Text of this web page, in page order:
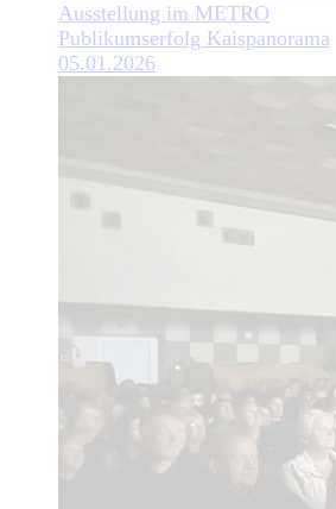
Ausstellung im METRO
Publikumserfolg Kaispanorama
05.01.2026